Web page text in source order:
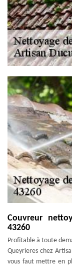
Couvreur
43260
Profitable à toute
Queyrieres chez
vous faut mettre en